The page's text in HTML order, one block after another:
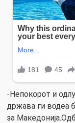
-Непокорот и
држава ги водеа
за